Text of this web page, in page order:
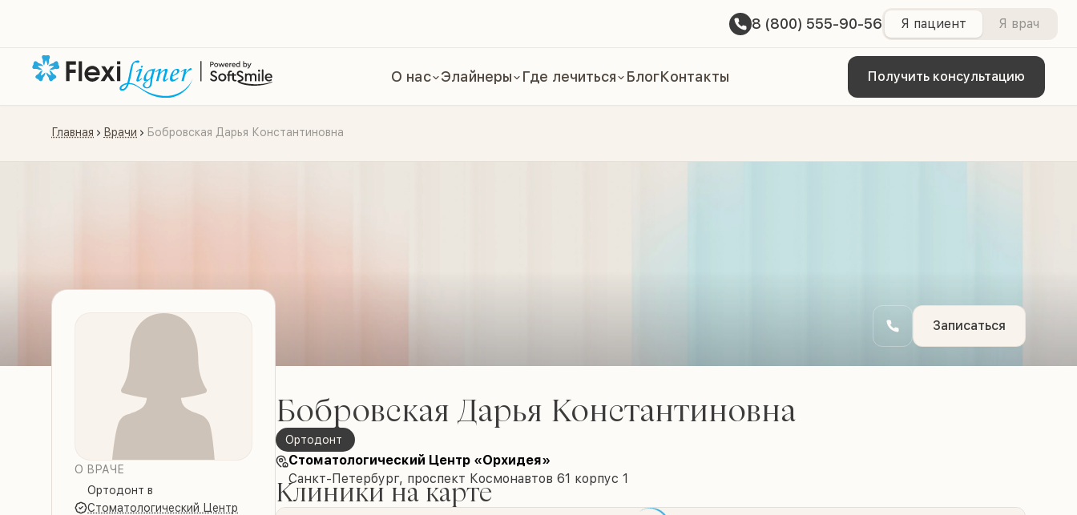
8 (800) 555-90-56 Я пациент Я врач
О нас Элайнеры Где лечиться БлогКонтакты Получить консультацию
Главная Врачи Бобровская Дарья Константиновна
Записаться
О ВРАЧЕ
ортодонт в
Стоматологический Центр
Бобровская Дарья Константиновна
ортодонт
Стоматологический Центр «Орхидея»
Санкт-Петербург, проспект Космонавтов 61 корпус 1
Клиники на карте